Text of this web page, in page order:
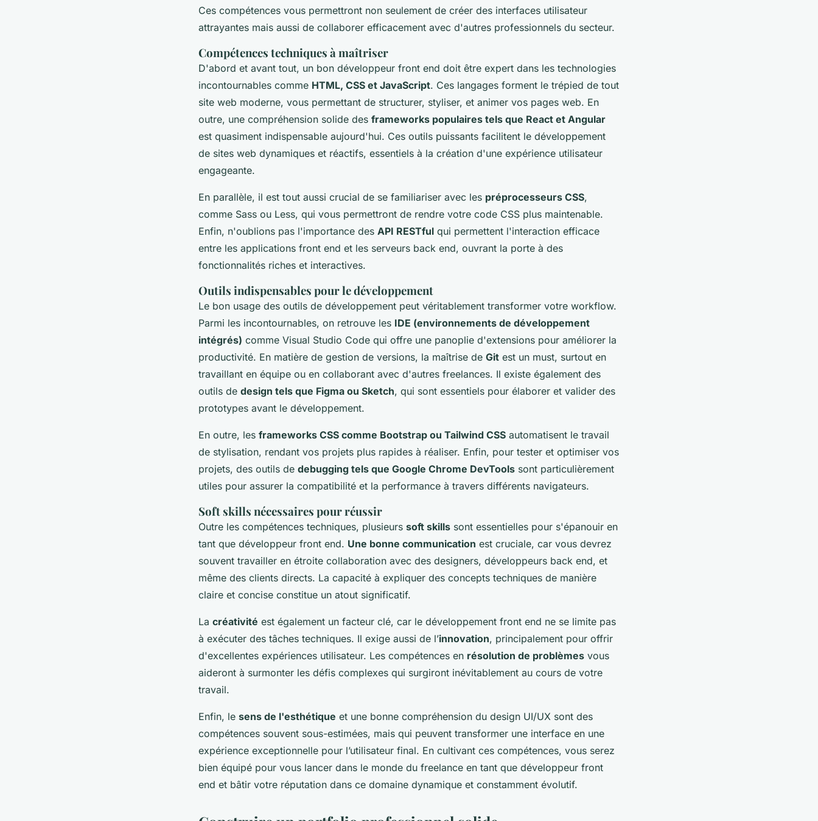
Ces compétences vous permettront non seulement de créer des interfaces utilisateur
attrayantes mais aussi de collaborer efficacement avec d'autres professionnels du secteur.
Compétences techniques à maîtriser
D'abord et avant tout, un bon développeur front end doit être expert dans les technologies
incontournables comme HTML, CSS et JavaScript. Ces langages forment le trépied de tout
site web moderne, vous permettant de structurer, styliser, et animer vos pages web. En
outre, une compréhension solide des frameworks populaires tels que React et Angular
est quasiment indispensable aujourd'hui. Ces outils puissants facilitent le développement
de sites web dynamiques et réactifs, essentiels à la création d'une expérience utilisateur
engageante.
En parallèle, il est tout aussi crucial de se familiariser avec les préprocesseurs CSS,
comme Sass ou Less, qui vous permettront de rendre votre code CSS plus maintenable.
Enfin, n'oublions pas l'importance des API RESTful qui permettent l'interaction efficace
entre les applications front end et les serveurs back end, ouvrant la porte à des
fonctionnalités riches et interactives.
Outils indispensables pour le développement
Le bon usage des outils de développement peut véritablement transformer votre workflow.
Parmi les incontournables, on retrouve les IDE (environnements de développement
intégrés) comme Visual Studio Code qui offre une panoplie d'extensions pour améliorer la
productivité. En matière de gestion de versions, la maîtrise de Git est un must, surtout en
travaillant en équipe ou en collaborant avec d'autres freelances. Il existe également des
outils de design tels que Figma ou Sketch, qui sont essentiels pour élaborer et valider des
prototypes avant le développement.
En outre, les frameworks CSS comme Bootstrap ou Tailwind CSS automatisent le travail
de stylisation, rendant vos projets plus rapides à réaliser. Enfin, pour tester et optimiser vos
projets, des outils de debugging tels que Google Chrome DevTools sont particulièrement
utiles pour assurer la compatibilité et la performance à travers différents navigateurs.
Soft skills nécessaires pour réussir
Outre les compétences techniques, plusieurs soft skills sont essentielles pour s'épanouir en
tant que développeur front end. Une bonne communication est cruciale, car vous devrez
souvent travailler en étroite collaboration avec des designers, développeurs back end, et
même des clients directs. La capacité à expliquer des concepts techniques de manière
claire et concise constitue un atout significatif.
La créativité est également un facteur clé, car le développement front end ne se limite pas
à exécuter des tâches techniques. Il exige aussi de l’innovation, principalement pour offrir
d'excellentes expériences utilisateur. Les compétences en résolution de problèmes vous
aideront à surmonter les défis complexes qui surgiront inévitablement au cours de votre
travail.
Enfin, le sens de l'esthétique et une bonne compréhension du design UI/UX sont des
compétences souvent sous-estimées, mais qui peuvent transformer une interface en une
expérience exceptionnelle pour l’utilisateur final. En cultivant ces compétences, vous serez
bien équipé pour vous lancer dans le monde du freelance en tant que développeur front
end et bâtir votre réputation dans ce domaine dynamique et constamment évolutif.